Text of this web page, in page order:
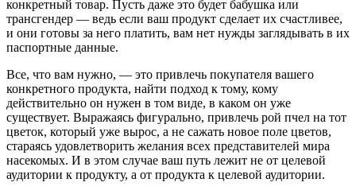
конкретный товар. Пусть даже это будет бабушка или
трансгендер — ведь если ваш продукт сделает их счастливее,
и они готовы за него платить, вам нет нужды заглядывать в их
паспортные данные.
Все, что вам нужно, — это привлечь покупателя вашего
конкретного продукта, найти подход к тому, кому
действительно он нужен в том виде, в каком он уже
существует. Выражаясь фигурально, привлечь рой пчел на тот
цветок, который уже вырос, а не сажать новое поле цветов,
стараясь удовлетворить желания всех представителей мира
насекомых. И в этом случае ваш путь лежит не от целевой
аудитории к продукту, а от продукта к целевой аудитории.